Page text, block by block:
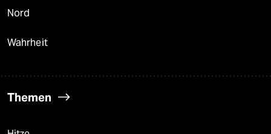
Nord
Wahrheit
Themen